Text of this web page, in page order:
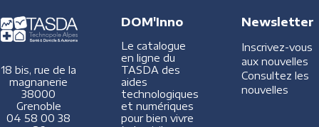
18 bis, rue de la
magnanerie
38000
Grenoble
04 58 00 38
DOM'Inno
Le catalogue
en ligne du
TASDA des
aides
technologiques
et numériques
pour bien vivre
Newsletter
Inscrivez-vous
aux nouvelles
Consultez les
nouvelles